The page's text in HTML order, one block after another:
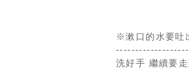
※漱口的水要吐
洗好手 繼續要